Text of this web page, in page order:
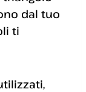
dal tuo
ti